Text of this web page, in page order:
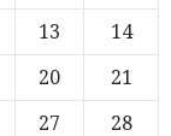
13
14
20
21
27
28